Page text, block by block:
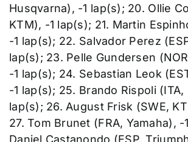
Husqvarna), -1 lap(s); 20. Ollie
KTM), -1 lap(s); 21. Martin
-1 lap(s); 22. Salvador Perez
lap(s); 23. Pelle Gundersen
-1 lap(s); 24. Sebastian Leok
-1 lap(s); 25. Brando Rispoli (ITA,
lap(s); 26. August Frisk (SWE,
27. Tom Brunet (FRA, Yamaha), -